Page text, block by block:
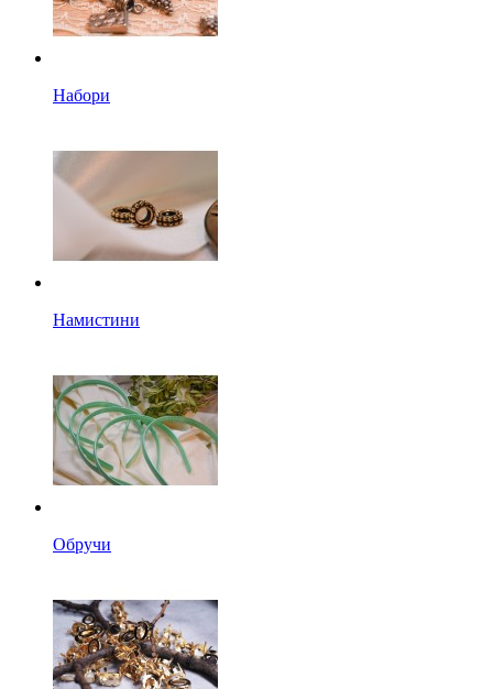
Набори
Намистини
Обручи